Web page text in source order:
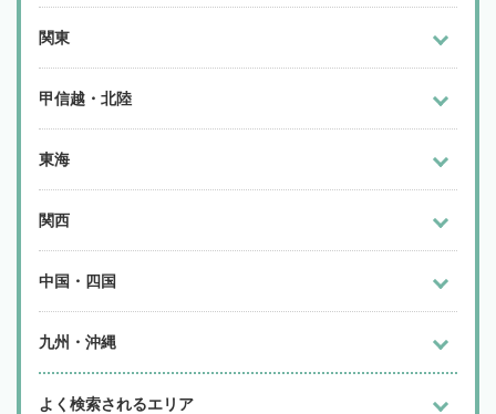
関東
甲信越・北陸
東海
関西
中国・四国
九州・沖縄
よく検索されるエリア